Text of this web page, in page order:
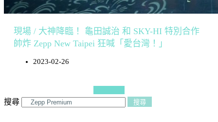
現場 / 大神降臨！ 龜田誠治 和 SKY-HI 特別合作
帥炸 Zepp New Taipei 狂喊「愛台灣！」
2023-02-26
搜尋
搜尋